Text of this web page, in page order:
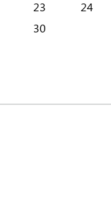
23
24
30